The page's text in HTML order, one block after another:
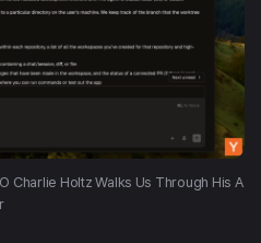
Charlie Holtz Walks Us Through His A